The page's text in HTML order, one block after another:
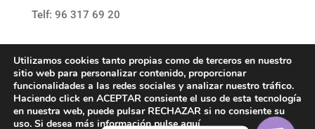
Telf: 96 317 69 20
E: informacion@grupoassista.com
Política de cookies
Utilizamos cookies tanto propias como de terceros en nuestro
sitio web para personalizar contenido, proporcionar
funcionalidades a las redes sociales y analizar nuestro tráfico.
Haciendo click en ACEPTAR consiente el uso de esta tecnología
en nuestra web, puede pulsar RECHAZAR si no consiente su
uso. Si desea más información pulseaquí